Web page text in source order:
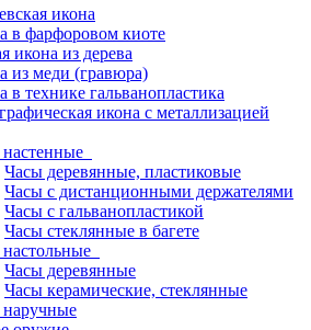
икона
в фарфоровом киоте
икона из дерева
из меди (гравюра)
в технике гальванопластика
икона с металлизацией
Часы деревянные, пластиковые
Часы с дистанционными держателями
Часы с гальванопластикой
Часы стеклянные в багете
Часы деревянные
Часы керамические, стеклянные